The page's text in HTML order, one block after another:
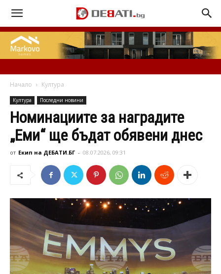
Начало Култура
Култура Последни новини
Номинациите за наградите
„Еми“ ще бъдат обявени днес
от Екип на ДЕБАТИ.БГ - 08.07.2026, 09:31